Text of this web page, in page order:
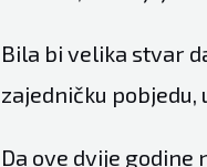
Bila bi velika stvar
zajedničku
Da ove dvije godine